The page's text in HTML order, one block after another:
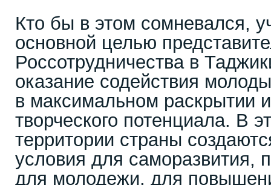
Кто бы в этом сомневался,
основной целью
Россотрудничества в
оказание содействия
в максимальном раскрытии
творческого потенциала. В
территории страны
условия для саморазвития,
для молодежи, для